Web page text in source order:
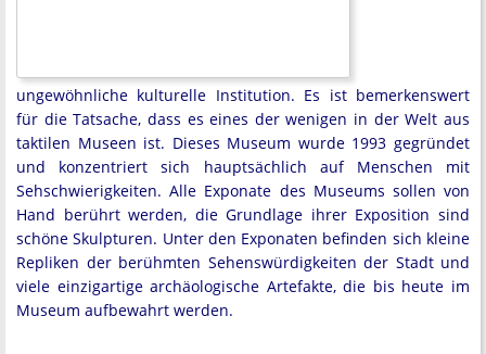
ungewöhnliche kulturelle Institution. Es ist bemerkenswert
für die Tatsache, dass es eines der wenigen in der Welt aus
taktilen Museen ist. Dieses Museum wurde 1993 gegründet
und konzentriert sich hauptsächlich auf Menschen mit
Sehschwierigkeiten. Alle Exponate des Museums sollen von
Hand berührt werden, die Grundlage ihrer Exposition sind
schöne Skulpturen. Unter den Exponaten befinden sich kleine
Repliken der berühmten Sehenswürdigkeiten der Stadt und
viele einzigartige archäologische Artefakte, die bis heute im
Museum aufbewahrt werden.